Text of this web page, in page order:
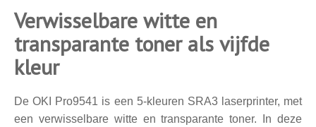
Verwisselbare witte en
transparante toner als vijfde
kleur
De OKI Pro9541 is een 5-kleuren SRA3 laserprinter, met
een verwisselbare witte en transparante toner. In deze